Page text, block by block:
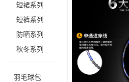
短裙系列
短裤系列
防晒系列
秋冬系列
羽毛球包